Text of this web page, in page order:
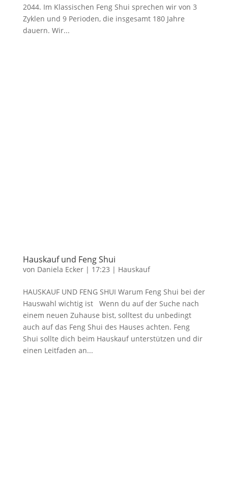
2044. Im Klassischen Feng Shui sprechen wir von 3
Zyklen und 9 Perioden, die insgesamt 180 Jahre
dauern. Wir...
Hauskauf und Feng Shui
von Daniela Ecker| 17:23 | Hauskauf
HAUSKAUF UND FENG SHUI Warum Feng Shui bei der
Hauswahl wichtig ist Wenn du auf der Suche nach
einem neuen Zuhause bist, solltest du unbedingt
auch auf das Feng Shui des Hauses achten. Feng
Shui sollte dich beim Hauskauf unterstützen und dir
einen Leitfaden an...